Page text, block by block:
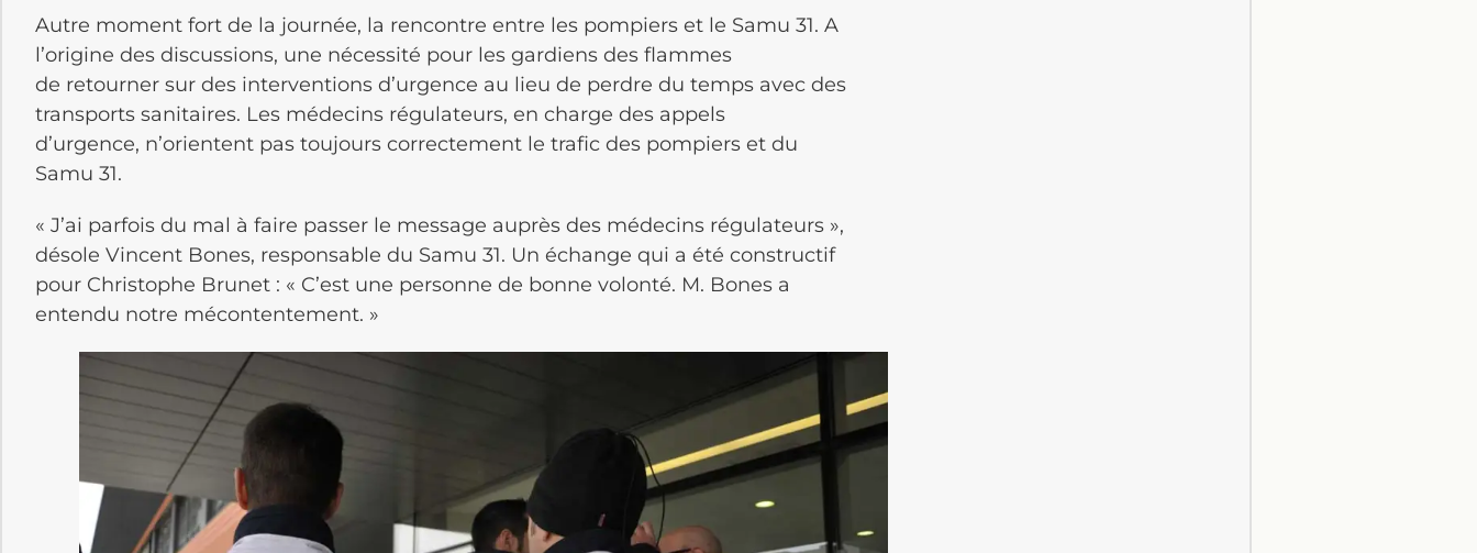
Autre moment fort de la journée, la rencontre entre les pompiers et le Samu 31. A
l’origine des discussions, une nécessité pour les gardiens des flammes
de retourner sur des interventions d’urgence au lieu de perdre du temps avec des
transports sanitaires. Les médecins régulateurs, en charge des appels
d’urgence, n’orientent pas toujours correctement le trafic des pompiers et du
Samu 31.
« J’ai parfois du mal à faire passer le message auprès des médecins régulateurs »,
désole Vincent Bones, responsable du Samu 31. Un échange qui a été constructif
pour Christophe Brunet : « C’est une personne de bonne volonté. M. Bones a
entendu notre mécontentement. »